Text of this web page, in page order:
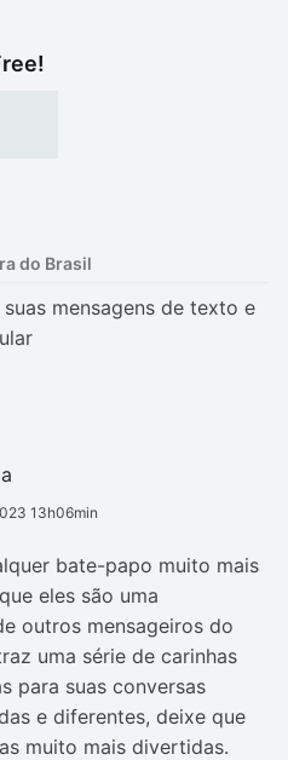
mensagens de texto e
13h06min
bate-papo muito mais
eles são uma
outros mensageiros do
uma série de carinhas
para suas conversas
e diferentes, deixe que
muito mais divertidas.